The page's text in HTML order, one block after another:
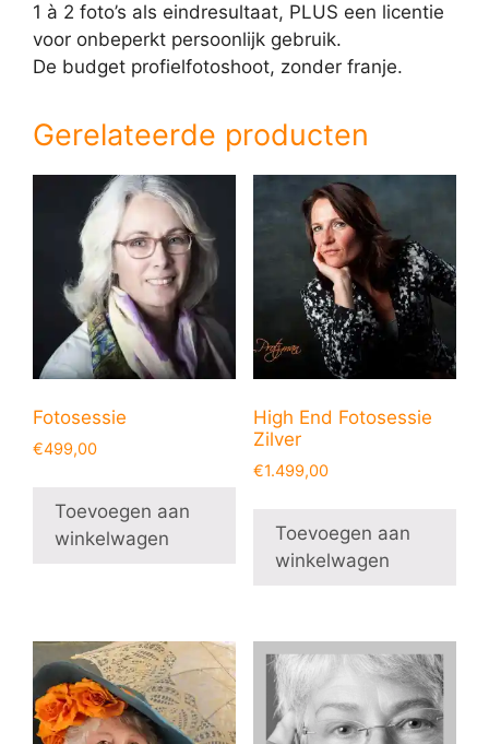
1 à 2 foto’s als eindresultaat, PLUS een licentie
voor onbeperkt persoonlijk gebruik.
De budget profielfotoshoot, zonder franje.
Gerelateerde producten
Fotosessie
€499,00
Toevoegen aan
winkelwagen
High End Fotosessie
Zilver
€1.499,00
Toevoegen aan
winkelwagen